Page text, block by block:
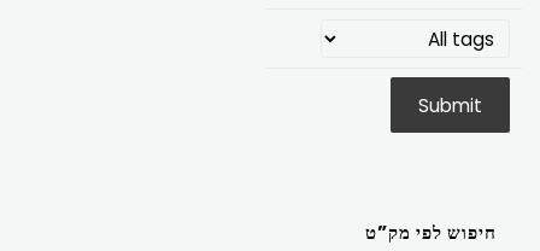
חיפוש לפי מק”ט